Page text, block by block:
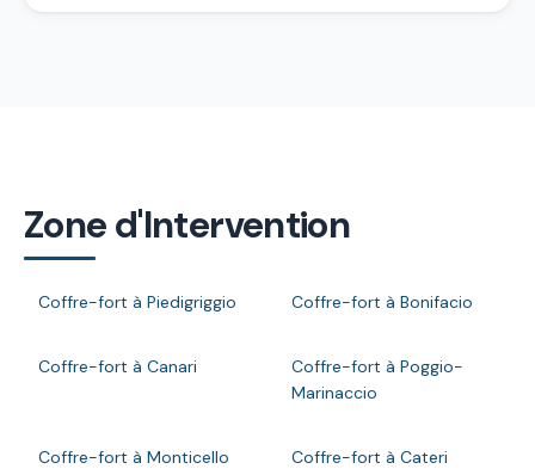
Zone d'Intervention
Coffre-fort à Piedigriggio Coffre-fort à Bonifacio
Coffre-fort à Canari
Coffre-fort à Poggio-
Marinaccio
Coffre-fort à Monticello Coffre-fort à Cateri